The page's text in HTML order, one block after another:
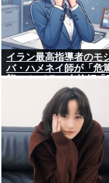
イラン最高指導者のモ
バ・ハメネイ師が「危
態」？ イラン大統領「
通はかなり難しい」